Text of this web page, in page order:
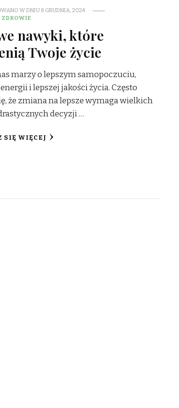
W DNIU 8 GRUDNIA, 2024
ZDROWIE
nawyki, które
Twoje życie
marzy o lepszym samopoczuciu,
i lepszej jakości życia. Często
że zmiana na lepsze wymaga wielkich
decyzji …
SIĘ WIĘCEJ